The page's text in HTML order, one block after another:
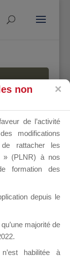
non
de l’activité
modifications
rattacher les
» (PLNR) à nos
formation des
depuis le
qu’une majorité de
habilitée à